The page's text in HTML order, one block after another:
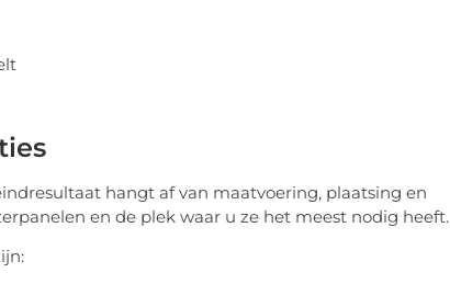
hangt af van maatvoering, plaatsing en
en de plek waar u ze het meest nodig heeft.